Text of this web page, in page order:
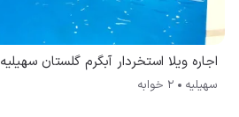
اجاره ویلا استخردار آبگرم گلستان سهیلیه
سهیلیه 2 خوابه